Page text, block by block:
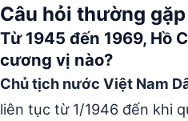
Câu hỏi thường gặp
Từ 1945 đến 1969, Hồ
cương vị nào?
Chủ tịch nước Việt Nam
liên tục từ 1/1946 đến khi